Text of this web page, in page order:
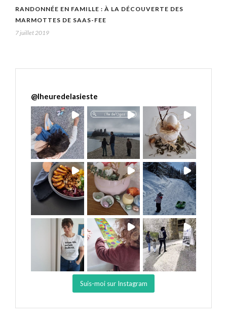
RANDONNÉE EN FAMILLE : À LA DÉCOUVERTE DES
MARMOTTES DE SAAS-FEE
7 juillet 2019
@lheuredelasieste
Suis-moi sur Instagram